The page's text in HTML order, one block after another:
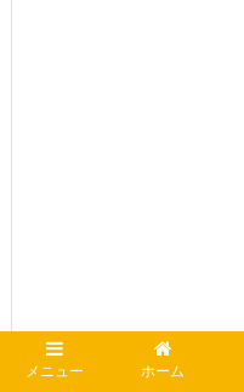
メニュー ホーム